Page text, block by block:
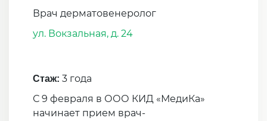
Врач дерматовенеролог
ул. Вокзальная, д. 24
Стаж: 3 года
С 9 февраля в ООО КИД «МедиКа»
начинает прием врач-